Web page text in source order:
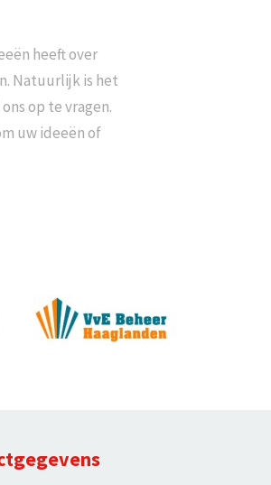
heeft over
Natuurlijk is het
op te vragen.
uw ideeën of